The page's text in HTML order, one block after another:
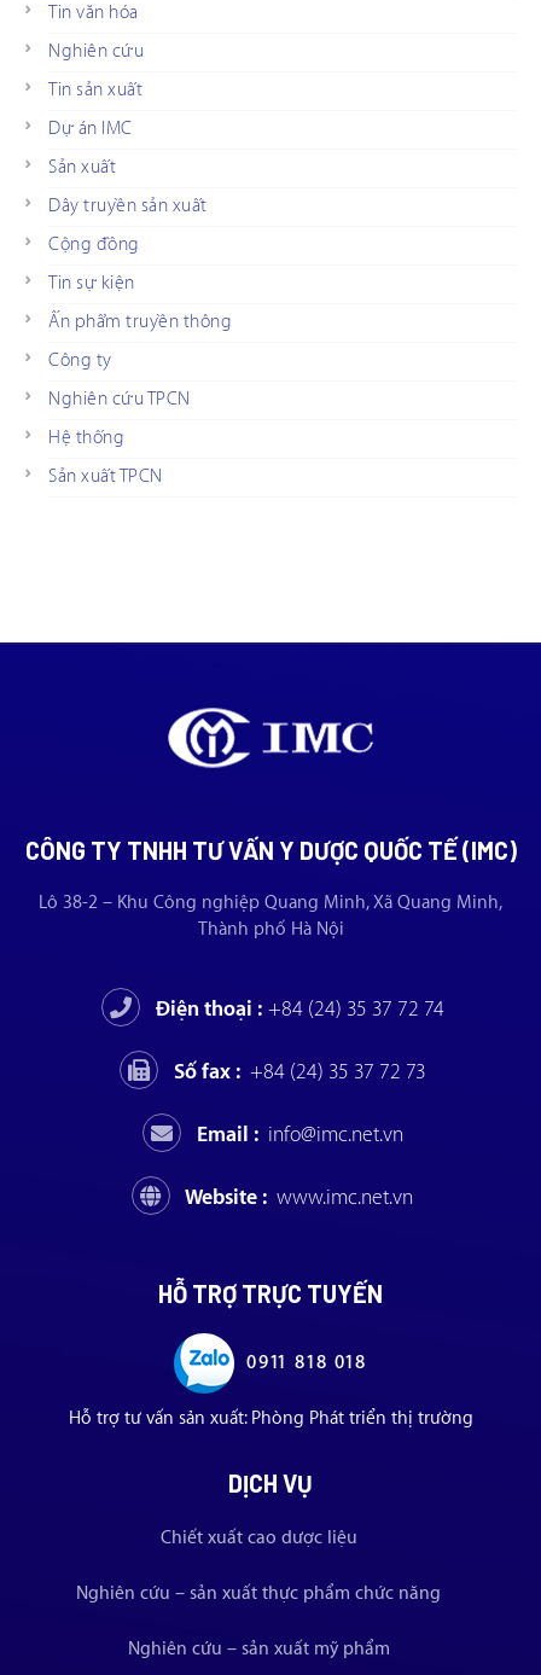
Tin văn hóa
Nghiên cứu
Tin sản xuất
Dự án IMC
Sản xuất
Dây truyền sản xuất
Cộng đồng
Tin sự kiện
Ấn phẩm truyền thông
Công ty
Nghiên cứu TPCN
Hệ thống
Sản xuất TPCN
CÔNG TY TNHH TƯ VẤN Y DƯỢC QUỐC TẾ (IMC)
Lô 38-2 – Khu Công nghiệp Quang Minh, Xã Quang Minh,
Thành phố Hà Nội
Điện thoại : +84 (24) 35 37 72 74
Số fax : +84 (24) 35 37 72 73
Email : info@imc.net.vn
Website : www.imc.net.vn
HỖ TRỢ TRỰC TUYẾN
0911 818 018
Hỗ trợ tư vấn sản xuất: Phòng Phát triển thị trường
DỊCH VỤ
Chiết xuất cao dược liệu
Nghiên cứu – sản xuất thực phẩm chức năng
Nghiên cứu – sản xuất mỹ phẩm